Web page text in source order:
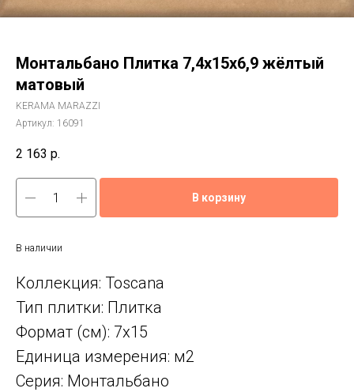
Монтальбано Плитка 7,4x15x6,9 жёлтый
матовый
KERAMA MARAZZI
Артикул: 16091
2 163 р.
В корзину
В наличии
Коллекция: Toscana
Тип плитки: Плитка
Формат (см): 7x15
Единица измерения: м2
Серия: Монтальбано